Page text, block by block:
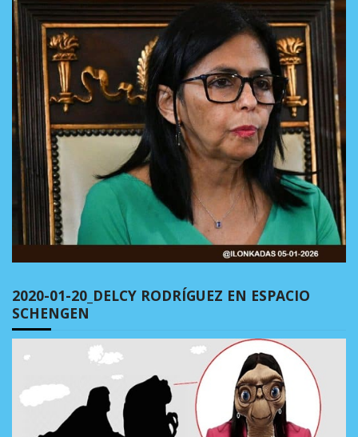
2020-01-20_DELCY RODRÍGUEZ EN ESPACIO
SCHENGEN